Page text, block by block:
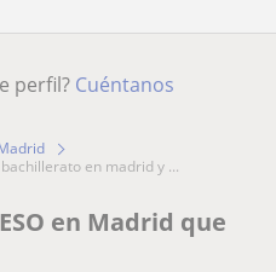
perfil? Cuéntanos
en madrid y ...
en Madrid que